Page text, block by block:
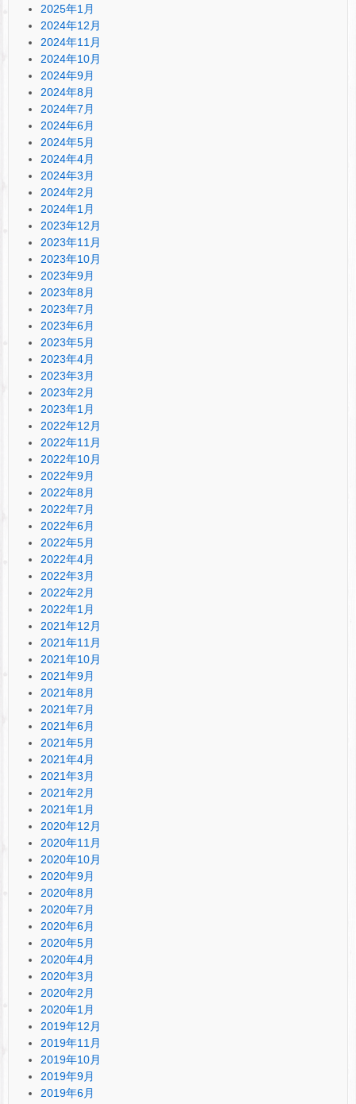
2025年1月
2024年12月
2024年11月
2024年10月
2024年9月
2024年8月
2024年7月
2024年6月
2024年5月
2024年4月
2024年3月
2024年2月
2024年1月
2023年12月
2023年11月
2023年10月
2023年9月
2023年8月
2023年7月
2023年6月
2023年5月
2023年4月
2023年3月
2023年2月
2023年1月
2022年12月
2022年11月
2022年10月
2022年9月
2022年8月
2022年7月
2022年6月
2022年5月
2022年4月
2022年3月
2022年2月
2022年1月
2021年12月
2021年11月
2021年10月
2021年9月
2021年8月
2021年7月
2021年6月
2021年5月
2021年4月
2021年3月
2021年2月
2021年1月
2020年12月
2020年11月
2020年10月
2020年9月
2020年8月
2020年7月
2020年6月
2020年5月
2020年4月
2020年3月
2020年2月
2020年1月
2019年12月
2019年11月
2019年10月
2019年9月
2019年6月